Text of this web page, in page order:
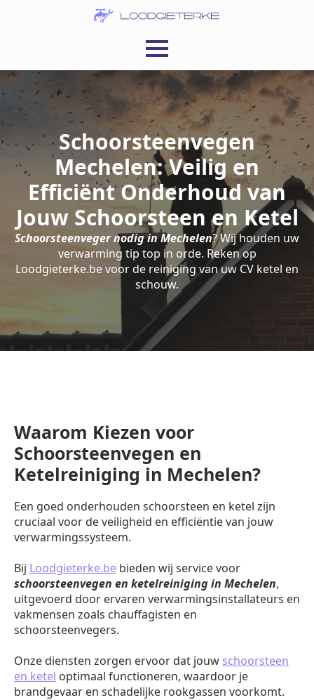
Schoorsteenvegen
Mechelen: Veilig en
Efficiënt Onderhoud van
Jouw Schoorsteen en Ketel
Schoorsteenveger nodig in Mechelen? Wij houden uw
verwarming tip top in orde. Reken op
Loodgieterke.be voor de reiniging van uw CV ketel en
schouw.
Waarom Kiezen voor
Schoorsteenvegen en
Ketelreiniging in Mechelen?
Een goed onderhouden schoorsteen en ketel zijn
cruciaal voor de veiligheid en efficiëntie van jouw
verwarmingssysteem.
Bij Loodgieterke.be bieden wij service voor
schoorsteenvegen en ketelreiniging in Mechelen,
uitgevoerd door ervaren verwarmingsinstallateurs en
vakmensen zoals chauffagisten en
schoorsteenvegers.
Onze diensten zorgen ervoor dat jouw schoorsteen
en ketel optimaal functioneren, waardoor je
brandgevaar en schadelijke rookgassen voorkomt.